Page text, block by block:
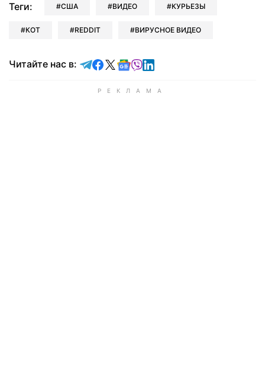
Теги: США ВИДЕО КУРЬЕЗЫ
КОТ REDDIT ВИРУСНОЕ ВИДЕО
Читайте нас в: Читайте в Telegram
Читайте в Facebook
Читайте в X
Читайте в Google news
Читайте в Viber
Читайте в LinkedIn